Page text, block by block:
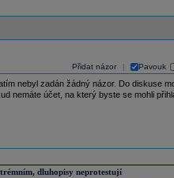
Přidat názor Pavouk
nebyl zadán žádný názor. Do diskuse
nemáte účet, na který byste se mohli
dluhopisy neprotestují